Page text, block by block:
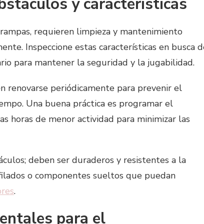
requieren limpieza y mantenimiento
Inspeccione estas características en busca
para mantener la seguridad y la jugabilidad.
renovarse periódicamente para prevenir el
Una buena práctica es programar el
horas de menor actividad para minimizar las
deben ser duraderos y resistentes a la
o componentes sueltos que puedan
.
para el